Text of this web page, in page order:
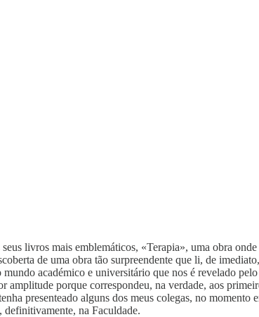
livros mais emblemáticos, «Terapia», uma obra
de uma obra tão surpreendente que li, de
académico e universitário que nos é revelado pelo
porque correspondeu, na verdade, aos
presenteado alguns dos meus colegas, no momento
definitivamente, na Faculdade.